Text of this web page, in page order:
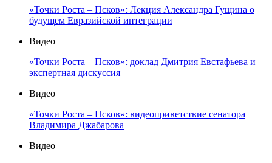
«Точки Роста – Псков»: Лекция Александра Гущина о
будущем Евразийской интеграции
Видео
«Точки Роста – Псков»: доклад Дмитрия Евстафьева и
экспертная дискуссия
Видео
«Точки Роста – Псков»: видеоприветствие сенатора
Владимира Джабарова
Видео